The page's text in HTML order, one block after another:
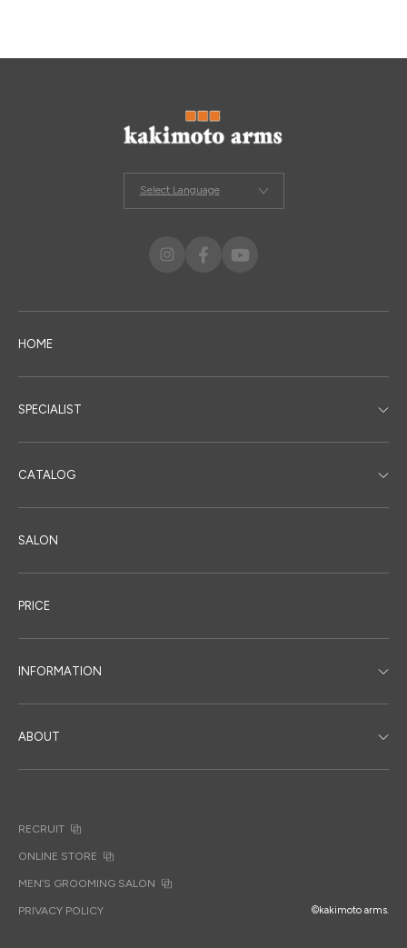
Select Language
HOME
SPECIALIST
CATALOG
SALON
PRICE
INFORMATION
ABOUT
RECRUIT
ONLINE STORE
MEN’S GROOMING SALON
PRIVACY POLICY ©kakimoto arms.